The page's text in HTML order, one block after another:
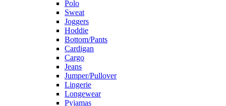
Polo
Sweat
Joggers
Hoddie
Bottom/Pants
Cardigan
Cargo
Jeans
Jumper/Pullover
Lingerie
Longewear
Pyjamas